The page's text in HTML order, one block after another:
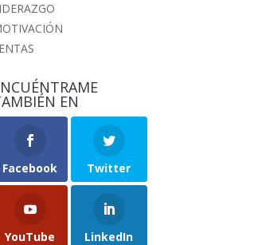
EN
Facebook Twitter
YouTube LinkedIn